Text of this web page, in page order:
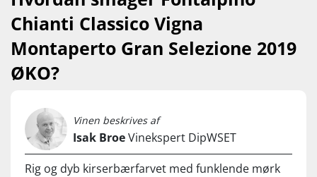
Cresti ejer Fontalpino!
Carpineta Fontalpino Chianti Classico Gran Selezione Vigna
Montaperto 2019
….
specialiteter, svampe og modne oste. Servér ved 16-18°C.
Chianti Classico Vigna
Montaperto Gran Selezione 2019
ØKO?
Vinen beskrives af
Isak BroeVinekspert DipWSET
Rig og dyb kirserbærfarvet med funklende mørk